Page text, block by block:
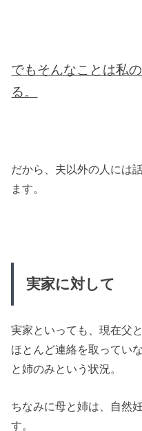
でもそんなことは私
る。
だから、夫以外の人には
ます。
実家に対して
実家といっても、現在父
ほとんど連絡を取ってい
と姉のみという状況。
ちなみに母と姉は、自然
す。